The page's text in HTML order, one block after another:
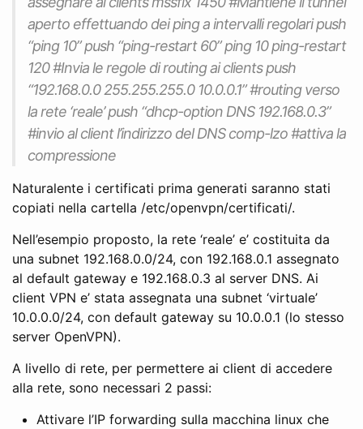
aperto effettuando dei ping a intervalli regolari push
“ping 10” push “ping-restart 60” ping 10 ping-restart
120 #Invia le regole di routing ai clients push
“192.168.0.0 255.255.255.0 10.0.0.1” #routing verso
la rete ‘reale’ push “dhcp-option DNS 192.168.0.3”
#invio al client l’indirizzo del DNS comp-lzo #attiva la
compressione
Naturalente i certificati prima generati saranno stati
copiati nella cartella /etc/openvpn/certificati/.
Nell’esempio proposto, la rete ‘reale’ e’ costituita da
una subnet 192.168.0.0/24, con 192.168.0.1 assegnato
al default gateway e 192.168.0.3 al server DNS. Ai
client VPN e’ stata assegnata una subnet ‘virtuale’
10.0.0.0/24, con default gateway su 10.0.0.1 (lo stesso
server OpenVPN).
A livello di rete, per permettere ai client di accedere
alla rete, sono necessari 2 passi:
Attivare l’IP forwarding sulla macchina linux che